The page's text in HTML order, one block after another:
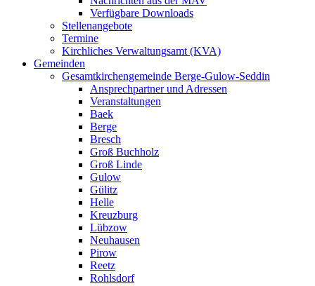
Verfügbare Downloads
Stellenangebote
Termine
Kirchliches Verwaltungsamt (KVA)
Gemeinden
Gesamtkirchengemeinde Berge-Gulow-Seddin
Ansprechpartner und Adressen
Veranstaltungen
Baek
Berge
Bresch
Groß Buchholz
Groß Linde
Gulow
Gülitz
Helle
Kreuzburg
Lübzow
Neuhausen
Pirow
Reetz
Rohlsdorf